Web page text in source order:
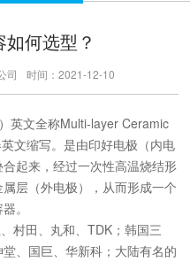
何选型？
司 时间：2021-12-10
英文全称Multi-layer Ceramic
文缩写。是由印好电极（内电
起来，经过一次性高温烧结形
层（外电极），从而形成一个
。
村田、丸和、TDK；韩国三
、国巨、华新科；大陆有名的